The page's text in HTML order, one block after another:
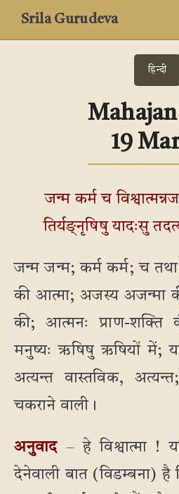
Srila Gurudeva
हिन्दी
19
जन्म कर्म च
तिर्यङ्नृषिषु यादःसु
जन्म जन्म; कर्म कर्म; च
की आत्मा; अजस्य अजन्मा
की; आत्मनः प्राण-शक्ति
मनुष्यः ऋषिषु ऋषियों में;
अत्यन्त वास्तविक,
चकराने वाली।
अनुवाद– हे विश्वात्मा !
देनेवाली बात (विडम्बना) है